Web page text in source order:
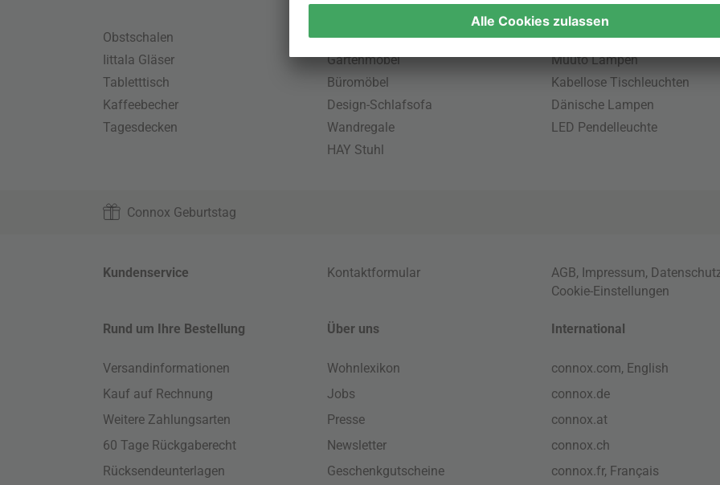
Obstschalen
Iittala Gläser
Tabletttisch
Kaffeebecher
Tagesdecken
Skandinavische Möbel
Gartenmöbel
Büromöbel
Design-Schlafsofa
Wandregale
HAY Stuhl
Pendellampe für Außen
Muuto Lampen
Kabellose Tischleuchten
Dänische Lampen
LED Pendelleuchte
Connox Geburtstag
Kundenservice Kontaktformular AGB, Impressum,
Cookie-Einstellungen
Rund um Ihre Bestellung
Versandinformationen
Kauf auf Rechnung
Weitere Zahlungsarten
60 Tage Rückgaberecht
Rücksendeunterlagen
Über uns
Wohnlexikon
Jobs
Presse
Newsletter
Geschenkgutscheine
International
connox.com, English
connox.de
connox.at
connox.ch
connox.fr, Français